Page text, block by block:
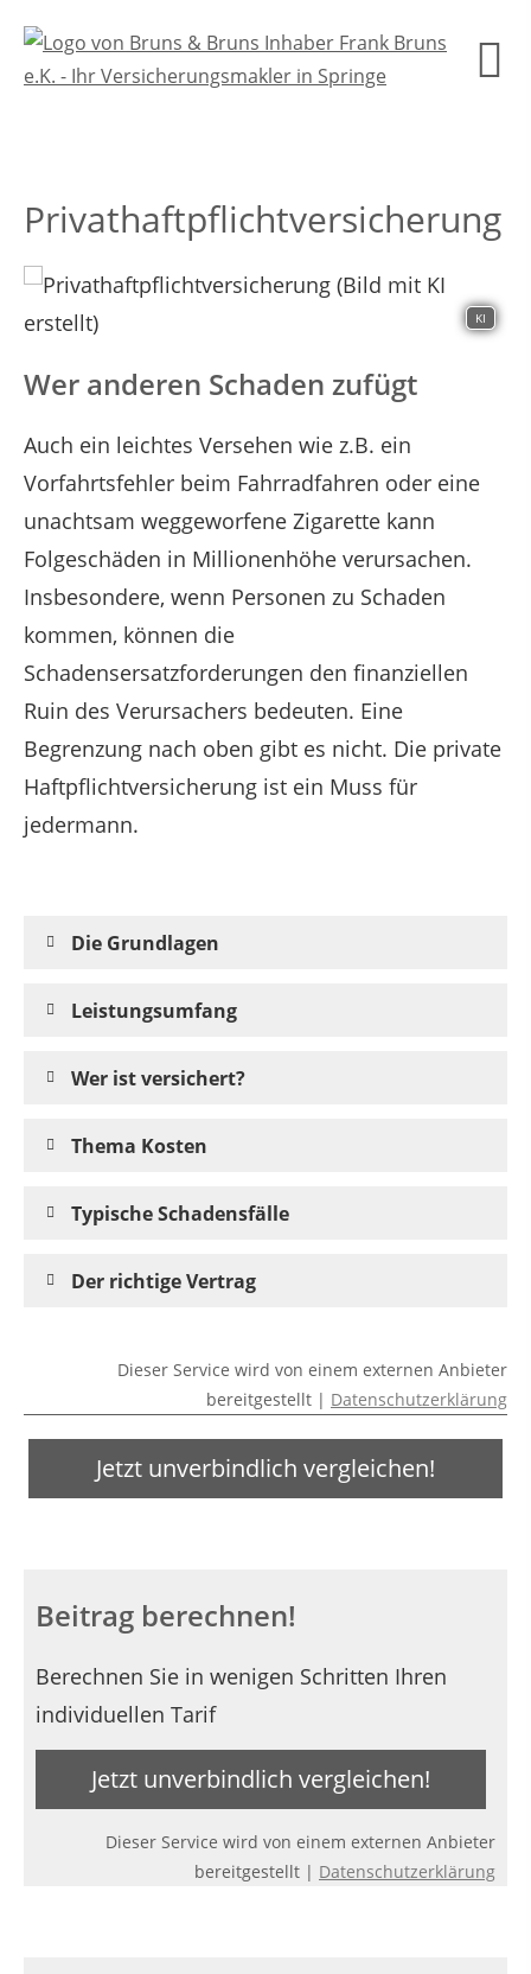
Privathaftpflichtversicherung
KI
Wer anderen Schaden zufügt
Auch ein leichtes Versehen wie z.B. ein
Vorfahrtsfehler beim Fahrradfahren oder eine
unachtsam weggeworfene Zigarette kann
Folgeschäden in Millionenhöhe verursachen.
Insbesondere, wenn Personen zu Schaden
kommen, können die
Schadensersatzforderungen den finanziellen
Ruin des Verursachers bedeuten. Eine
Begrenzung nach oben gibt es nicht. Die private
Haftpflichtversicherung ist ein Muss für
jedermann.
Die Grundlagen
Leistungsumfang
Wer ist versichert?
Thema Kosten
Typische Schadensfälle
Der richtige Vertrag
Dieser Service wird von einem externen Anbieter
bereitgestellt | Datenschutzerklärung
Datenschutzerklärung
Jetzt unverbindlich vergleichen!
Beitrag berechnen!
Berechnen Sie in wenigen Schritten Ihren
individuellen Tarif
Jetzt unverbindlich vergleichen!
Dieser Service wird von einem externen Anbieter
bereitgestellt | Datenschutzerklärung